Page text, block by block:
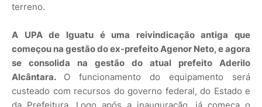
terreno.
A UPA de Iguatu é uma reivindicação antiga que
começou na gestão do ex-prefeito Agenor Neto, e agora
se consolida na gestão do atual prefeito Aderilo
Alcântara. O funcionamento do equipamento será
custeado com recursos do governo federal, do Estado e
da Prefeitura. Logo após a inauguração, já começa o